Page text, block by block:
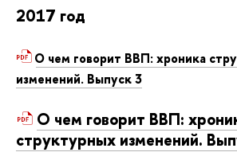
2017 год
О чем говорит ВВП: хроника
изменений. Выпуск 3
О чем говорит ВВП:
структурных изменений.